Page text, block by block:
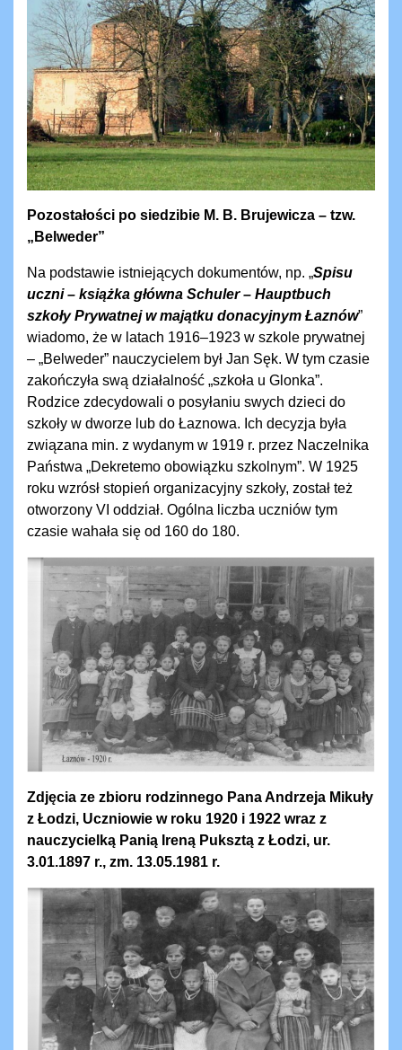
Pozostałości po siedzibie M. B. Brujewicza – tzw.
„Belweder”
Na podstawie istniejących dokumentów, np. „Spisu
uczni – książka główna Schuler – Hauptbuch
szkoły Prywatnej w majątku donacyjnym Łaznów”
wiadomo, że w latach 1916–1923 w szkole prywatnej
– „Belweder” nauczycielem był Jan Sęk. W tym czasie
zakończyła swą działalność „szkoła u Glonka”.
Rodzice zdecydowali o posyłaniu swych dzieci do
szkoły w dworze lub do Łaznowa. Ich decyzja była
związana min. z wydanym w 1919 r. przez Naczelnika
Państwa „Dekretemo obowiązku szkolnym”. W 1925
roku wzrósł stopień organizacyjny szkoły, został też
otworzony VI oddział. Ogólna liczba uczniów tym
czasie wahała się od 160 do 180.
Zdjęcia ze zbioru rodzinnego Pana Andrzeja Mikuły
z Łodzi, Uczniowie w roku 1920 i 1922 wraz z
nauczycielką Panią Ireną Puksztą z Łodzi, ur.
3.01.1897 r., zm. 13.05.1981 r.